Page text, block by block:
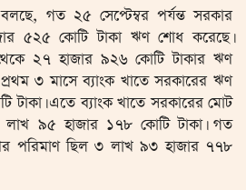
গত ২৫ সেপ্টেম্বর পর্যন্ত সরকার
৫২৫ কোটি টাকা ঋণ শোধ করেছে।
২৭ হাজার ৯২৬ কোটি টাকার ঋণ
প্রথম ৩ মাসে ব্যাংক খাতে সরকারের ঋণ
টাকা। এতে ব্যাংক খাতে সরকারের মোট
লাখ ৯৫ হাজার ১৭৮ কোটি টাকা। গত
পরিমাণ ছিল ৩ লাখ ৯৩ হাজার ৭৭৮